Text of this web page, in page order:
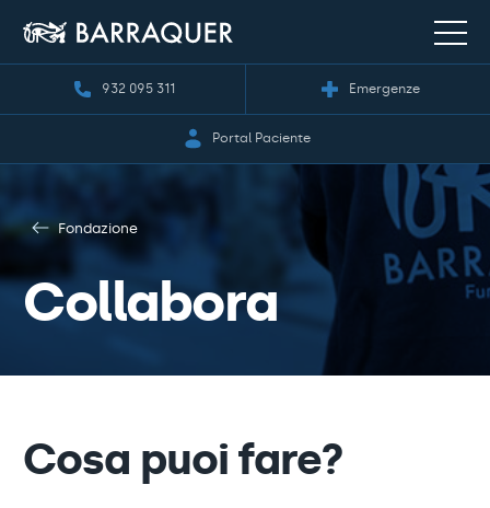
932 095 311 Emergenze
Portal Paciente
Fondazione
Collabora
Cosa puoi fare?